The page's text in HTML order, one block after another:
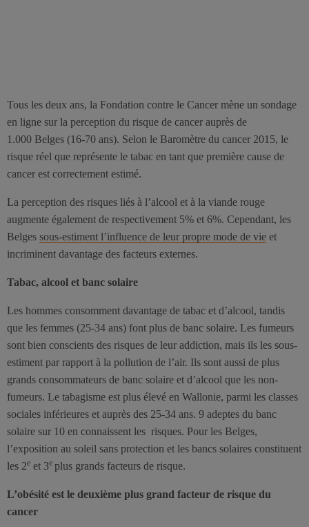
Tous les deux ans, la Fondation contre le Cancer mène un sondage
en ligne sur la perception du risque de cancer auprès de
1.000 Belges (16-70 ans). Selon le Baromètre du cancer 2015, le
risque réel que représente le tabac en tant que première cause de
cancer est correctement estimé.
La perception des risques liés à l’alcool et à la viande rouge
augmente également de respectivement 5% et 6%. Cependant, les
Belges sous-estiment l’influence de leur propre mode de vie et
incriminent davantage des facteurs externes.
Tabac, alcool et banc solaire
Les hommes consomment davantage de tabac et d’alcool, tandis
que les femmes (25-34 ans) font plus de banc solaire. Les fumeurs
sont bien conscients des risques de leur addiction, mais ils les sous-
estiment par rapport à la pollution de l’air. Ils sont aussi de plus
grands consommateurs de banc solaire et d’alcool que les non-
fumeurs. Le tabagisme est plus élevé en Wallonie, parmi les classes
sociales inférieures et auprès des 25-34 ans. 9 adeptes du banc
solaire sur 10 en connaissent les risques. Pour les Belges,
l’exposition au soleil sans protection et les bancs solaires constituent
les 2e et 3e plus grands facteurs de risque.
L’obésité est le deuxième plus grand facteur de risque du
cancer